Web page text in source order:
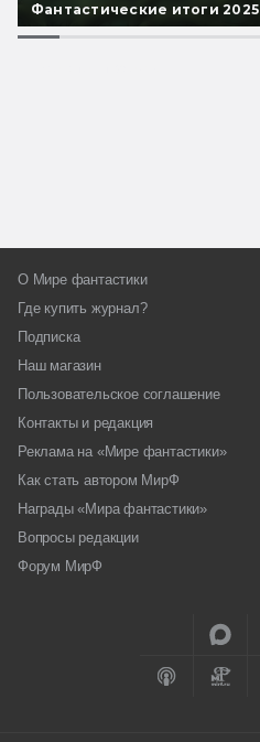
Фантастические итоги 2025
О Мире фантастики
Где купить журнал?
Подписка
Наш магазин
Пользовательское соглашение
Контакты и редакция
Реклама на «Мире фантастики»
Как стать автором МирФ
Награды «Мира фантастики»
Вопросы редакции
Форум МирФ